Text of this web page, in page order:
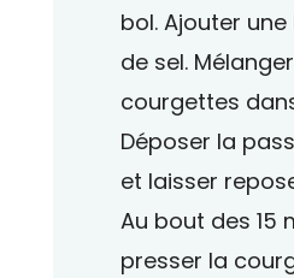
bol. Ajouter
de sel.
courgettes
Déposer la
et laisser
Au bout des 15
presser la